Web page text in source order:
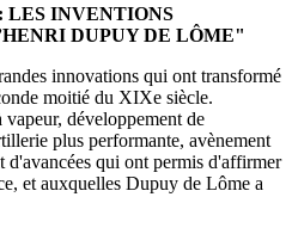
LES INVENTIONS
DUPUY DE LÔME"
innovations qui ont transformé
moitié du XIXe siècle.
développement de
plus performante, avènement
d'avancées qui ont permis d'affirmer
et auxquelles Dupuy de Lôme a